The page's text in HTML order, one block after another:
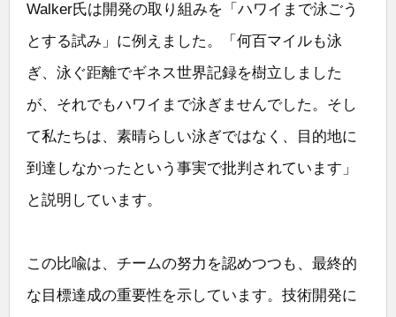
Walker氏は開発の取り組みを「ハワイまで泳ごう
とする試み」に例えました。「何百マイルも泳
ぎ、泳ぐ距離でギネス世界記録を樹立しました
が、それでもハワイまで泳ぎませんでした。そし
て私たちは、素晴らしい泳ぎではなく、目的地に
到達しなかったという事実で批判されています」
と説明しています。
この比喩は、チームの努力を認めつつも、最終的
な目標達成の重要性を示しています。技術開発に